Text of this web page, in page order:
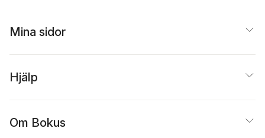
Mina sidor
Hjälp
Om Bokus